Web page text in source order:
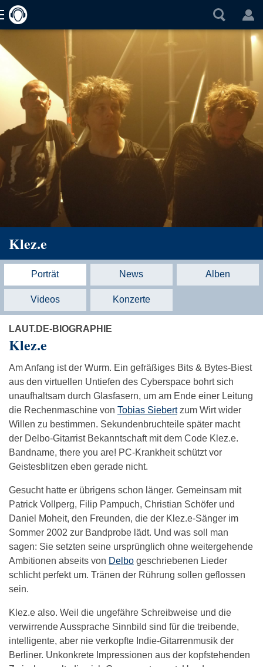
Klez.e
Porträt News Alben
Videos Konzerte
LAUT.DE-BIOGRAPHIE
Klez.e
Am Anfang ist der Wurm. Ein gefräßiges Bits & Bytes-Biest
aus den virtuellen Untiefen des Cyberspace bohrt sich
unaufhaltsam durch Glasfasern, um am Ende einer Leitung
die Rechenmaschine von Tobias Siebertzum Wirt wider
Willen zu bestimmen. Sekundenbruchteile später macht
der Delbo-Gitarrist Bekanntschaft mit dem Code Klez.e.
Bandname, there you are! PC-Krankheit schützt vor
Geistesblitzen eben gerade nicht.
Gesucht hatte er übrigens schon länger. Gemeinsam mit
Patrick Vollperg, Filip Pampuch, Christian Schöfer und
Daniel Moheit, den Freunden, die der Klez.e-Sänger im
Sommer 2002 zur Bandprobe lädt. Und was soll man
sagen: Sie setzten seine ursprünglich ohne weitergehende
Ambitionen abseits von Delbo geschriebenen Lieder
schlicht perfekt um. Tränen der Rührung sollen geflossen
sein.
Klez.e also. Weil die ungefähre Schreibweise und die
verwirrende Aussprache Sinnbild sind für die treibende,
intelligente, aber nie verkopfte Indie-Gitarrenmusik der
Berliner. Unkonkrete Impressionen aus der kopfstehenden